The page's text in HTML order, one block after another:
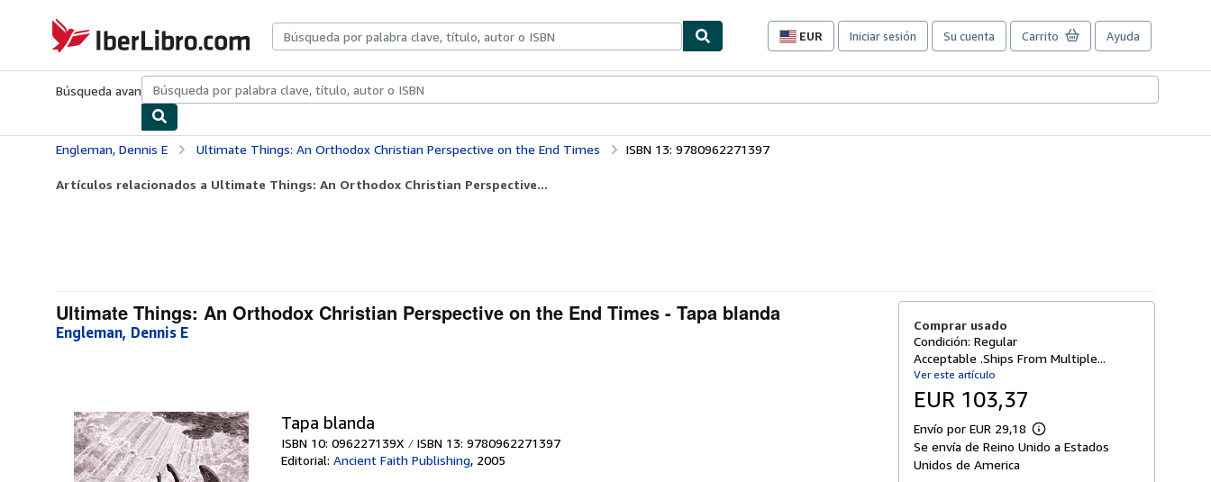
IberLibro.com
EUR
Preferencias
compra
sitio.
Iniciar sesión Su cuenta Carrito Ayuda
Búsqueda avanzadaColecciones Libros antiguosArte y coleccionismo
Engleman, Dennis E Ultimate Things: An Orthodox Christian Perspective on the End Times ISBN 13: 9780962271397
Artículos relacionados a Ultimate Things: An Orthodox Christian Perspective...
Ultimate Things: An Orthodox Christian Perspective on the End Times - Tapa blanda
Engleman, Dennis E
Tapa blanda
ISBN 10: 096227139X ISBN 13: 9780962271397
Editorial: Ancient Faith Publishing, 2005
Comprar usado
Condición: Regular
Acceptable .Ships From Multiple...
Ver este artículo
EUR 103,37
Envío por EUR 29,18
M
á
Se envía de Reino Unido a Estados
Unidos de America